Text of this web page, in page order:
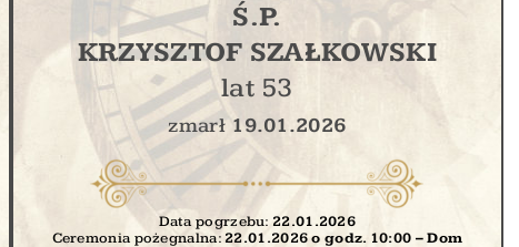
Ś.P.
KRZYSZTOF SZAŁKOWSKI
lat 53
zmarł19.01.2026
Data pogrzebu:22.01.2026
Ceremonia pożegnalna:22.01.2026 o godz. 10:00 – Dom